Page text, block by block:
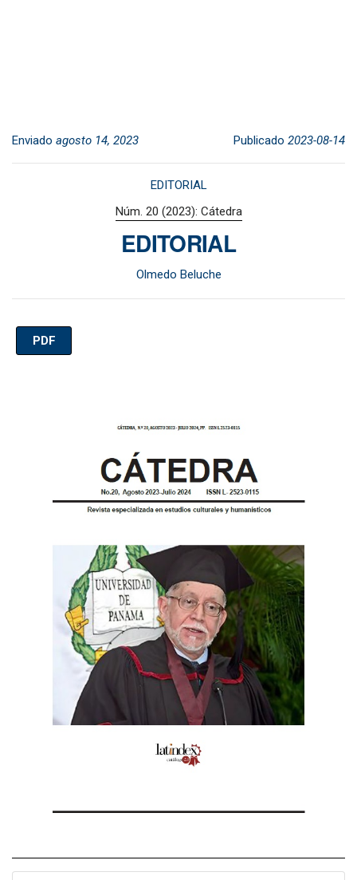
Enviado agosto 14, 2023 Publicado 2023-08-14
EDITORIAL
Núm. 20 (2023): Cátedra
EDITORIAL
Olmedo Beluche
PDF